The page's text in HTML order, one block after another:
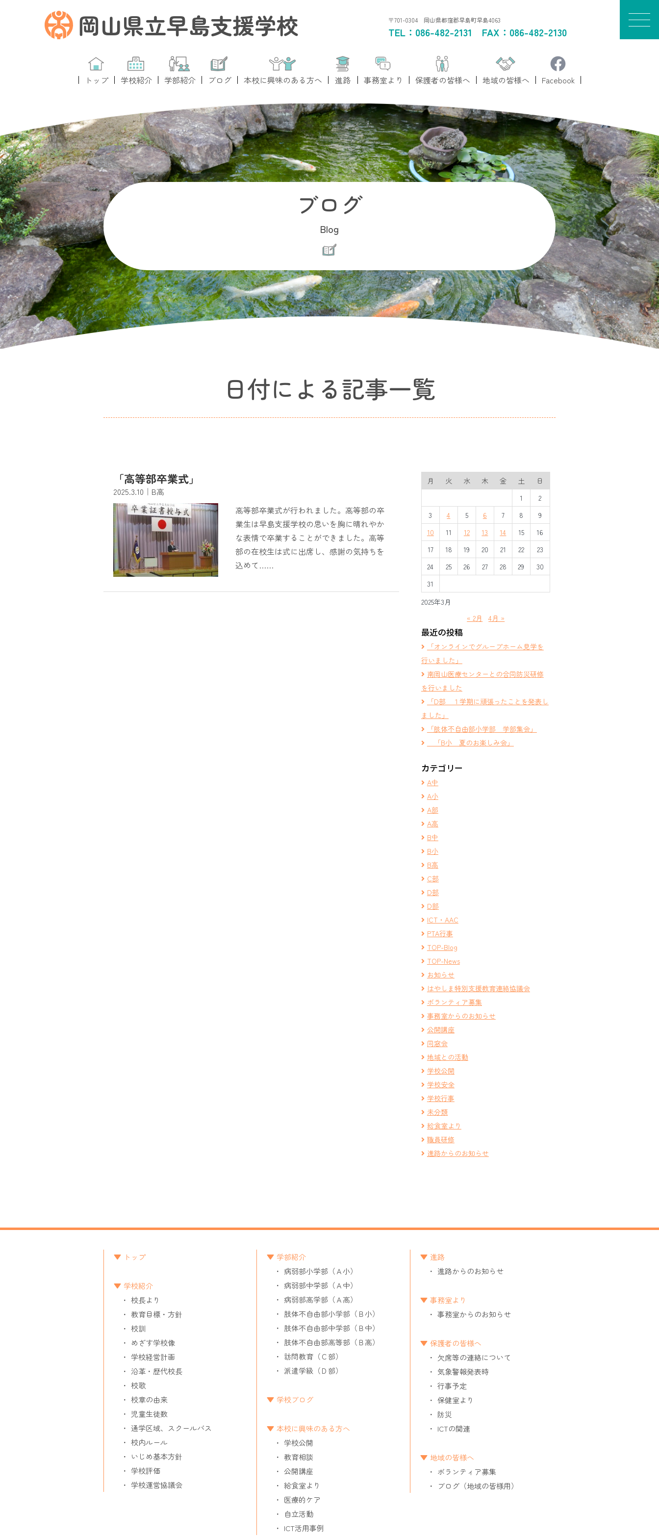
岡山県立早島支援学校 〒701-0304 岡山県都窪郡早島町早島4063
TEL： 086-482-2131 FAX：086-482-2130
トップ 学校紹介 学部紹介 ブログ 本校に興味のある方へ 進路 事務室より 保護者の皆様へ 地域の皆様へ Facebook
ブログ
Blog
日付による記事一覧
「高等部卒業式」
2025.3.10 ｜B高
高等部卒業式が行われました。高等部の卒
業生は早島支援学校の思いを胸に晴れやか
な表情で卒業することができました。高等
部の在校生は式に出席し、感謝の気持ちを
込めて……
2025年3月
月 火 水 木 金 土
日
1
2
3
4 5 6 7 8
9
10
11 12 13 14 15
16
17
18 19 20 21 22
23
24
25 26 27 28 29
30
31
« 2月 4月 »
最近の投稿
「オンラインでグループホーム見学を
行いました」
南岡山医療センターとの合同防災研修
を行いました
「D部 １学期に頑張ったことを発表し
ました」
「肢体不自由部小学部 学部集会」
「B小 夏のお楽しみ会」
カテゴリー
A中
A小
A部
A高
B中
B小
B高
C部
D部
D部
ICT・AAC
PTA行事
TOP-Blog
TOP-News
お知らせ
はやしま特別支援教育連絡協議会
ボランティア募集
事務室からのお知らせ
公開講座
同窓会
地域との活動
学校公開
学校安全
学校行事
未分類
給食室より
職員研修
進路からのお知らせ
トップ
学校紹介
校長より
教育目標・方針
校訓
めざす学校像
学校経営計画
沿革・歴代校長
校歌
校章の由来
児童生徒数
通学区域、スクールバス
校内ルール
いじめ基本方針
学校評価
学校運営協議会
学部紹介
病弱部小学部（Ａ小）
病弱部中学部（Ａ中）
病弱部高学部（Ａ高）
肢体不自由部小学部（Ｂ小）
肢体不自由部中学部（Ｂ中）
肢体不自由部高等部（Ｂ高）
訪問教育（Ｃ部）
派遣学級（Ｄ部）
学校ブログ
本校に興味のある方へ
学校公開
教育相談
公開講座
給食室より
医療的ケア
自立活動
ICT活用事例
進路
進路からのお知らせ
事務室より
事務室からのお知らせ
保護者の皆様へ
欠席等の連絡について
気象警報発表時
行事予定
保健室より
防災
ICTの関連
地域の皆様へ
ボランティア募集
ブログ（地域の皆様用）